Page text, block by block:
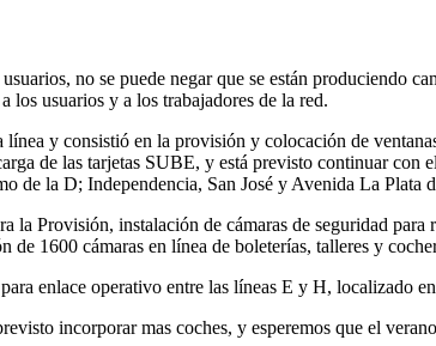
no se puede negar que se están produciendo
los usuarios y a los trabajadores de la red.
y consistió en la provisión y colocación de
de las tarjetas SUBE, y está previsto continuar
de la D; Independencia, San José y Avenida La Plata
la Provisión, instalación de cámaras de seguridad
1600 cámaras en línea de boleterías, talleres y
enlace operativo entre las líneas E y H, localizado
incorporar mas coches, y esperemos que el